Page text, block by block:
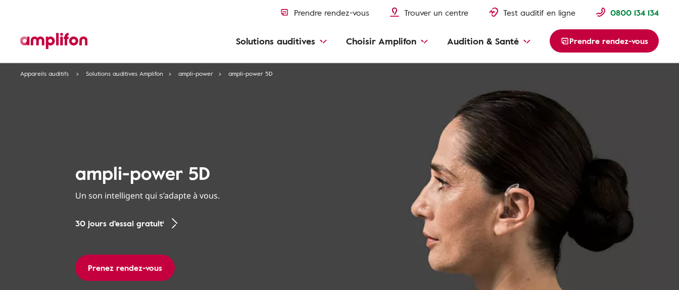
Prendre rendez-vous Trouver un centre Test auditif en ligne 0800 134 134
Solutions auditives Choisir Amplifon Audition & Santé Prendre rendez-vous
Appareils auditifs Solutions auditives Amplifon ampli-power ampli-power 5D
ampli-power 5D
Un son intelligent qui s’adapte à vous.
30 jours d'essai gratuit¹
Prenez rendez-vous